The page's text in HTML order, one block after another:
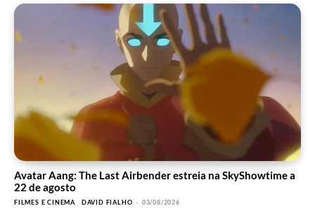
Avatar Aang: The Last Airbender estreia na SkyShowtime a
22 de agosto
FILMES E CINEMA DAVID FIALHO - 03/08/2026